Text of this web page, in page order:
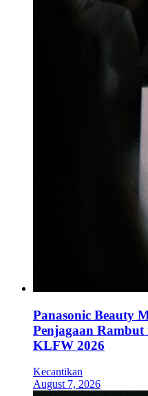
Panasonic Beauty
Penjagaan
KLFW 2026
Kecantikan
August 7, 2026